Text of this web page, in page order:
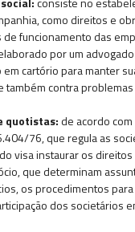
como direitos e
funcionamento das
por um
cartório para manter
também contra
quotistas:de acordo
76, que regula as
visa instaurar os
que determinam
os procedimentos
dos societários